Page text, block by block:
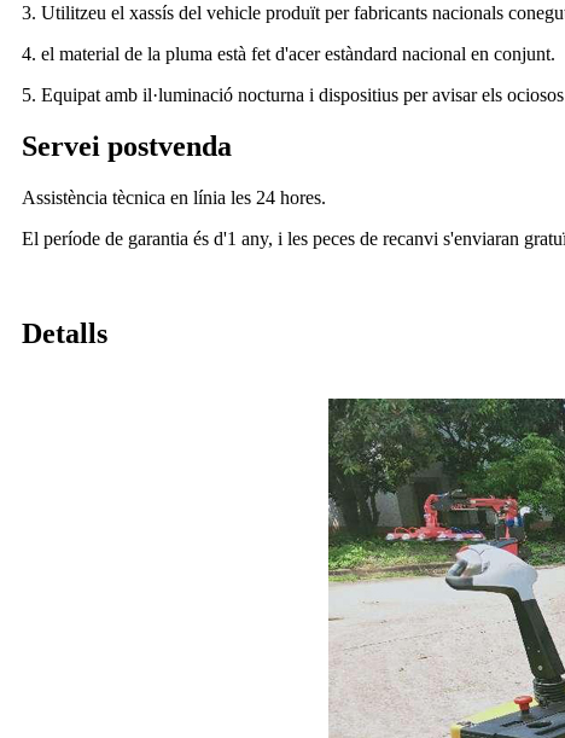
3. Utilitzeu el xassís del vehicle produït per fabricants nacionals
4. el material de la pluma està fet d'acer estàndard nacional en conjunt.
5. Equipat amb il·luminació nocturna i dispositius per avisar els
Servei postvenda
Assistència tècnica en línia les 24 hores.
El període de garantia és d'1 any, i les peces de recanvi s'enviaran
Detalls